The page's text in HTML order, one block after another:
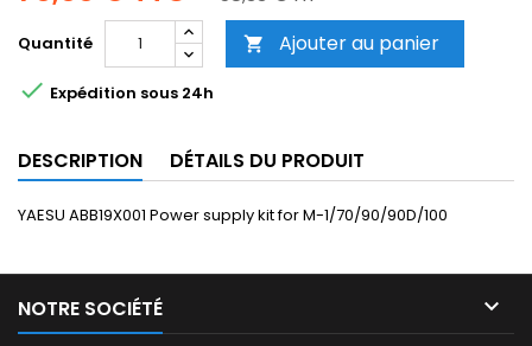
Quantité  Ajouter au panier
 Expédition sous 24h
DESCRIPTION DÉTAILS DU PRODUIT
YAESU ABB19X001 Power supply kit for M-1/70/90/90D/100
NOTRE SOCIÉTÉ 